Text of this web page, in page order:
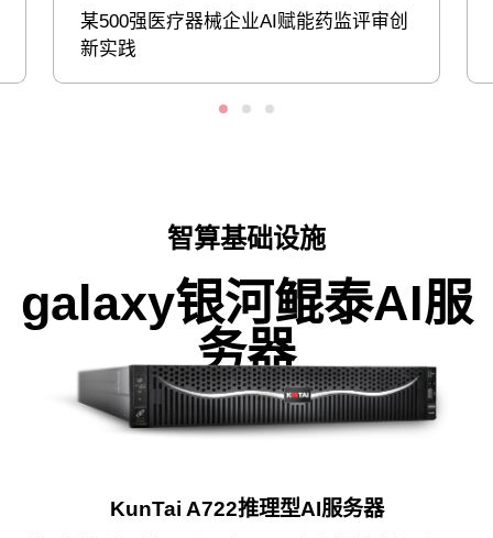
某500强医疗器械企业AI赋能药监评审创
新实践
智算基础设施
galaxy银河鲲泰AI服
务器
KunTai A722推理型AI服务器